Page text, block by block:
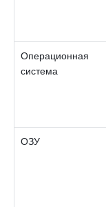
Операционная
система
ОЗУ